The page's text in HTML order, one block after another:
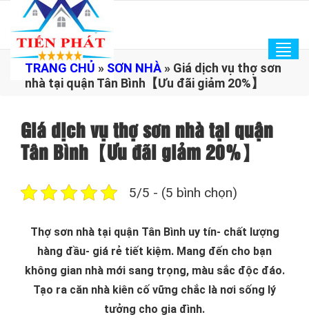
TRANG CHỦ » SƠN NHÀ » Giá dịch vụ thợ sơn
nhà tại quận Tân Bình【Ưu đãi giảm 20%】
Giá dịch vụ thợ sơn nhà tại quận
Tân Bình【Ưu đãi giảm 20%】
5/5 - (5 bình chọn)
Thợ sơn nhà tại quận Tân Bình uy tín- chất lượng
hàng đầu- giá rẻ tiết kiệm. Mang đến cho bạn
không gian nhà mới sang trọng, màu sắc độc đáo.
Tạo ra căn nhà kiên cố vững chắc là nơi sống lý
tưởng cho gia đình.